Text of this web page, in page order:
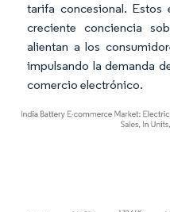
tarifa concesional. Estos
creciente conciencia
alientan a los
impulsando la demanda
comercio electrónico.